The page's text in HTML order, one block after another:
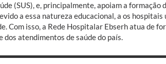
(SUS), e, principalmente, apoiam a formação
a essa natureza educacional, a os
Com isso, a Rede Hospitalar Ebserh atua de
atendimentos de saúde do país.